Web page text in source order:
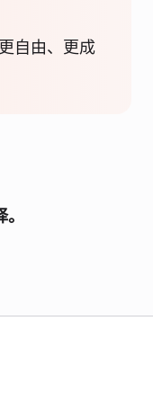
自由、更成